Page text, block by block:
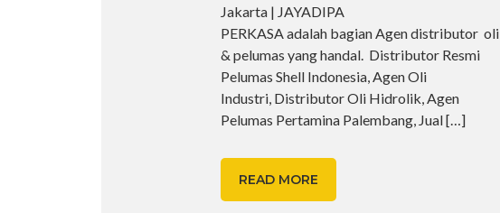
Jakarta | JAYADIPA
PERKASA adalah bagian Agen distributor oli
& pelumas yang handal. Distributor Resmi
Pelumas Shell Indonesia, Agen Oli
Industri, Distributor Oli Hidrolik, Agen
Pelumas Pertamina Palembang, Jual[…]
READ MORE